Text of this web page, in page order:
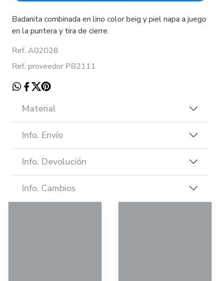
Badanita combinada en lino color beig y piel napa a juego
en la puntera y tira de cierre.
Ref. A02028
Ref. proveedor PB2111
Material
Info. Envío
Info. Devolución
Info. Cambios